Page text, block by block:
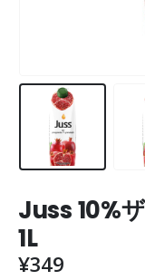
Juss 10%
1L
¥349